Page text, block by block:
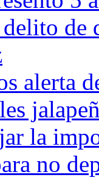
de
alerta
la
no